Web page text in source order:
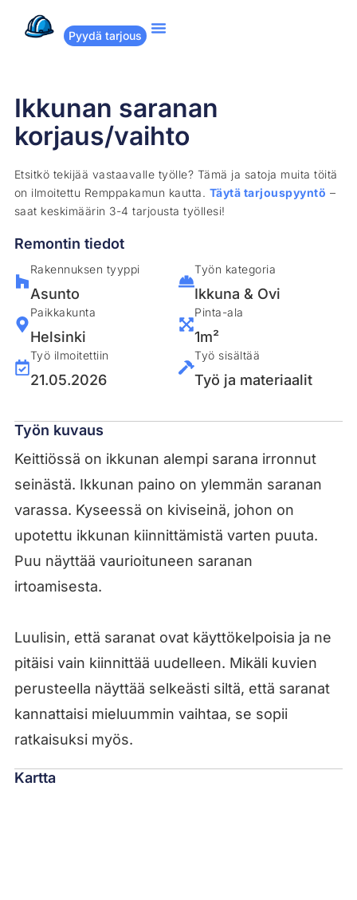
Pyydä tarjous
Ikkunan saranan
korjaus/vaihto
Etsitkö tekijää vastaavalle työlle? Tämä ja satoja muita töitä
on ilmoitettu Remppakamun kautta. Täytä tarjouspyyntö –
saat keskimäärin 3-4 tarjousta työllesi!
Remontin tiedot
Rakennuksen tyyppi
Asunto
Paikkakunta
Helsinki
Työ ilmoitettiin
21.05.2026
Työn kategoria
Ikkuna & Ovi
Pinta-ala
1m²
Työ sisältää
Työ ja materiaalit
Työn kuvaus
Keittiössä on ikkunan alempi sarana irronnut
seinästä. Ikkunan paino on ylemmän saranan
varassa. Kyseessä on kiviseinä, johon on
upotettu ikkunan kiinnittämistä varten puuta.
Puu näyttää vaurioituneen saranan
irtoamisesta.
Luulisin, että saranat ovat käyttökelpoisia ja ne
pitäisi vain kiinnittää uudelleen. Mikäli kuvien
perusteella näyttää selkeästi siltä, että saranat
kannattaisi mieluummin vaihtaa, se sopii
ratkaisuksi myös.
Kartta